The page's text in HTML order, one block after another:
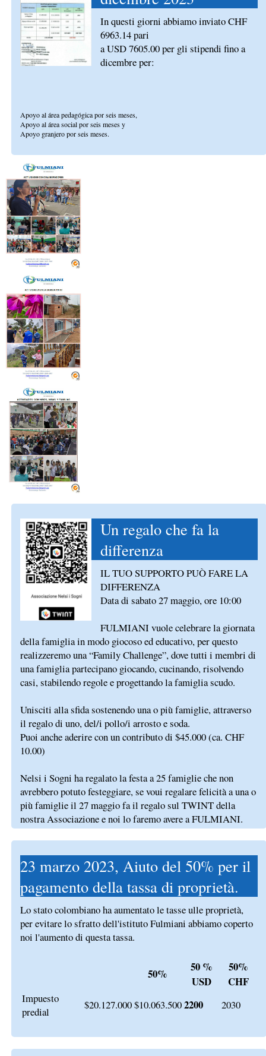
In questi giorni abbiamo inviato CHF
6963.14 pari
a USD 7605.00 per gli stipendi fino a
dicembre per:
Apoyo al área pedagógica por seis meses,
Apoyo al área social por seis meses y
Apoyo granjero por seis meses.
Un regalo che fa la
differenza
IL TUO SUPPORTO PUÒ FARE LA
DIFFERENZA
Data di sabato 27 maggio, ore 10:00
FULMIANI vuole celebrare la giornata
della famiglia in modo giocoso ed educativo, per questo
realizzeremo una “Family Challenge”, dove tutti i membri di
una famiglia partecipano giocando, cucinando, risolvendo
casi, stabilendo regole e progettando la famiglia scudo.
Unisciti alla sfida sostenendo una o più famiglie, attraverso
il regalo di uno, del/i pollo/i arrosto e soda.
Puoi anche aderire con un contributo di $45.000 (ca. CHF
10.00)
Nelsi i Sogni ha regalato la festa a 25 famiglie che non
avrebbero potuto festeggiare, se voui regalare felicità a una o
più famiglie il 27 maggio fa il regalo sul TWINT della
nostra Associazione e noi lo faremo avere a FULMIANI.
23 marzo 2023, Aiuto del 50% per il
pagamento della tassa di proprietà.
Lo stato colombiano ha aumentato le tasse ulle proprietà,
per evitare lo sfratto dell'istituto Fulmiani abbiamo coperto
noi l'aumento di questa tassa.
50%
50 %
USD
50%
CHF
Impuesto
predial
$20.127.000$10.063.5002200 2030